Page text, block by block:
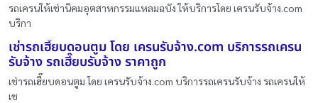
รถเครนให้เช่านิคมอุตสาหกรรมแหลมฉบัง ให้บริการโดย เครนรับจ้าง.com
บริกา
เช่ารถเฮี๊ยบดอนตูม โดย เครนรับจ้าง.com บริการรถเครน
รับจ้าง รถเฮี๊ยบรับจ้าง ราคาถูก
เช่ารถเฮี๊ยบดอนตูม โดย เครนรับจ้าง.com บริการรถเครนรับจ้าง รถเครนให้
เช